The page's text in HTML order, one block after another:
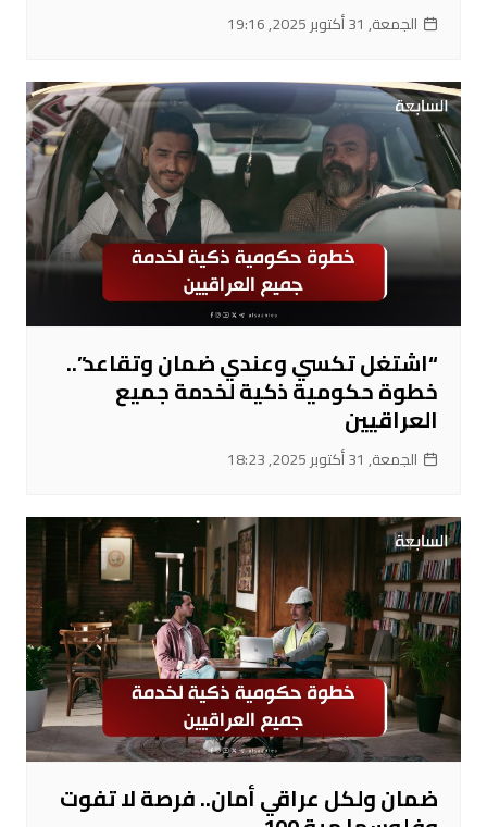
الجمعة, 31 أكتوبر 2025, 19:16
“اشتغل تكسي وعندي ضمان وتقاعد”..
خطوة حكومية ذكية لخدمة جميع
العراقيين
الجمعة, 31 أكتوبر 2025, 18:23
ضمان ولكل عراقي أمان.. فرصة لا تفوت